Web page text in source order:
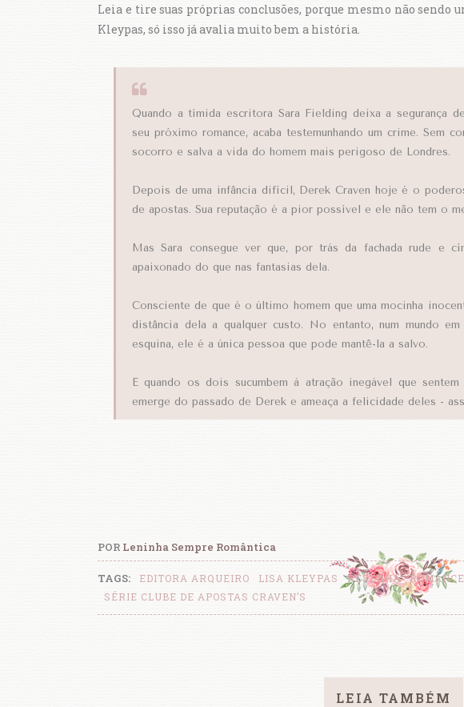
Leia e tire suas próprias conclusões, porque mesmo não
Kleypas, só isso já avalia muito bem a história.
Quando a tímida escritora Sara Fielding deixa a segurança
seu próximo romance, acaba testemunhando um crime. Sem
socorro e salva a vida do homem mais perigoso de Londres.
Depois de uma infância difícil, Derek Craven hoje é o
de apostas. Sua reputação é a pior possível e ele não tem o
Mas Sara consegue ver que, por trás da fachada rude e
apaixonado do que nas fantasias dela.
Consciente de que é o último homem que uma mocinha
distância dela a qualquer custo. No entanto, num mundo
esquina, ele é a única pessoa que pode mantê-la a salvo.
E quando os dois sucumbem à atração inegável que
emerge do passado de Derek e ameaça a felicidade deles -
POR Leninha Sempre Romântica
TAGS: EDITORA ARQUEIRO LISA KLEYPAS RESENHA
SÉRIE CLUBE DE APOSTAS CRAVEN’S
LEIA TAMBÉM